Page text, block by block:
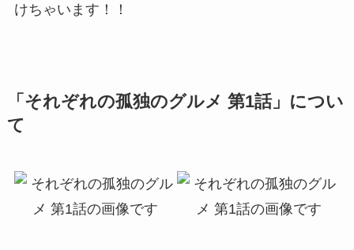
けちゃいます！！
「それぞれの孤独のグルメ 第1話」につい
て